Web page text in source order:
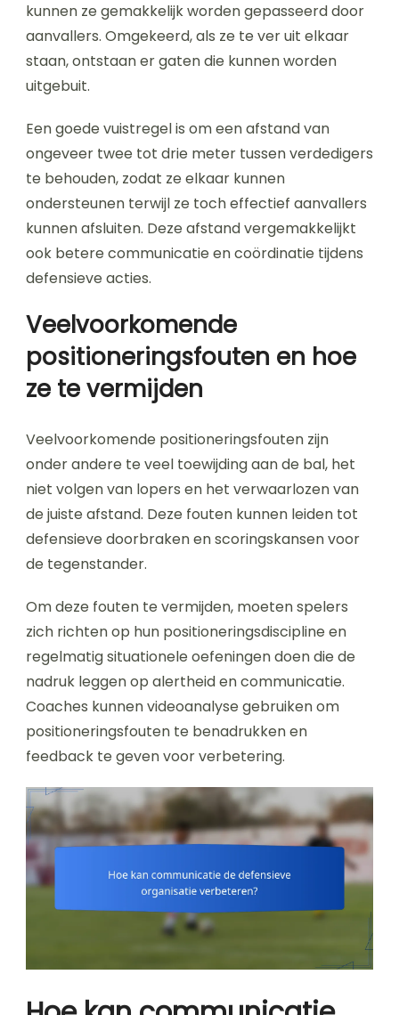
kunnen ze gemakkelijk worden gepasseerd door
aanvallers. Omgekeerd, als ze te ver uit elkaar
staan, ontstaan er gaten die kunnen worden
uitgebuit.
Een goede vuistregel is om een afstand van
ongeveer twee tot drie meter tussen verdedigers
te behouden, zodat ze elkaar kunnen
ondersteunen terwijl ze toch effectief aanvallers
kunnen afsluiten. Deze afstand vergemakkelijkt
ook betere communicatie en coördinatie tijdens
defensieve acties.
Veelvoorkomende
positioneringsfouten en hoe
ze te vermijden
Veelvoorkomende positioneringsfouten zijn
onder andere te veel toewijding aan de bal, het
niet volgen van lopers en het verwaarlozen van
de juiste afstand. Deze fouten kunnen leiden tot
defensieve doorbraken en scoringskansen voor
de tegenstander.
Om deze fouten te vermijden, moeten spelers
zich richten op hun positioneringsdiscipline en
regelmatig situationele oefeningen doen die de
nadruk leggen op alertheid en communicatie.
Coaches kunnen videoanalyse gebruiken om
positioneringsfouten te benadrukken en
feedback te geven voor verbetering.